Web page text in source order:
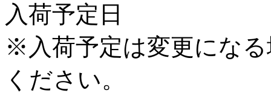
入荷予定日
※入荷予定は変更にな
ください。